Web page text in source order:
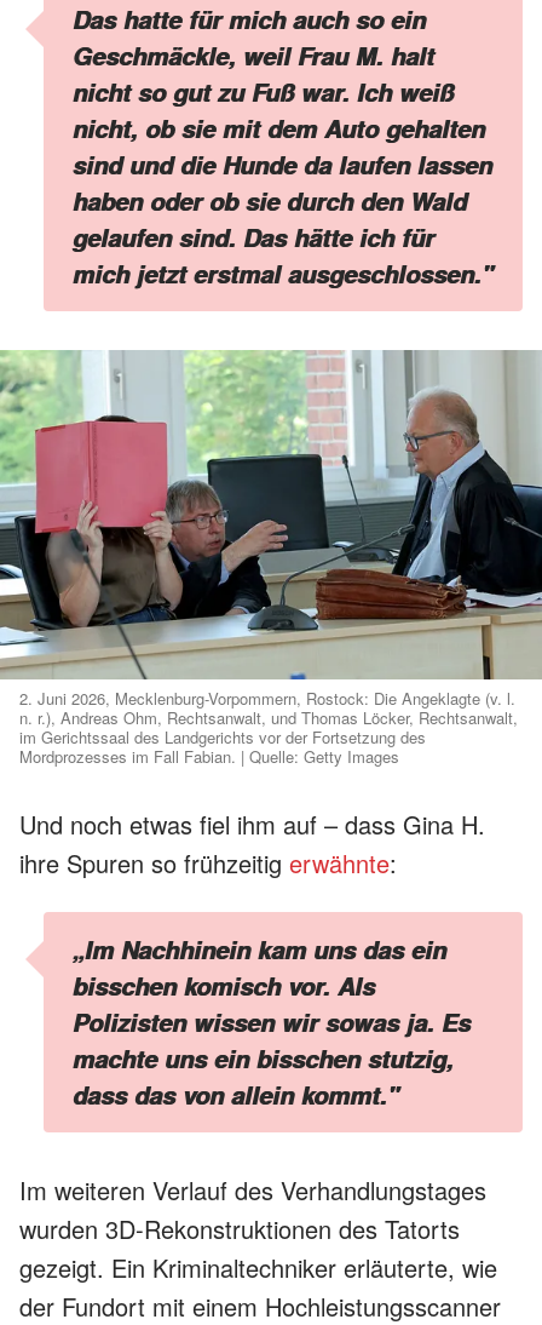
Das hatte für mich auch so ein
Geschmäckle, weil Frau M. halt
nicht so gut zu Fuß war. Ich weiß
nicht, ob sie mit dem Auto gehalten
sind und die Hunde da laufen lassen
haben oder ob sie durch den Wald
gelaufen sind. Das hätte ich für
mich jetzt erstmal ausgeschlossen."
2. Juni 2026, Mecklenburg-Vorpommern, Rostock: Die Angeklagte (v. l.
n. r.), Andreas Ohm, Rechtsanwalt, und Thomas Löcker, Rechtsanwalt,
im Gerichtssaal des Landgerichts vor der Fortsetzung des
Mordprozesses im Fall Fabian. | Quelle: Getty Images
Und noch etwas fiel ihm auf – dass Gina H.
ihre Spuren so frühzeitig erwähnte:
„Im Nachhinein kam uns das ein
bisschen komisch vor. Als
Polizisten wissen wir sowas ja. Es
machte uns ein bisschen stutzig,
dass das von allein kommt."
Im weiteren Verlauf des Verhandlungstages
wurden 3D-Rekonstruktionen des Tatorts
gezeigt. Ein Kriminaltechniker erläuterte, wie
der Fundort mit einem Hochleistungsscanner